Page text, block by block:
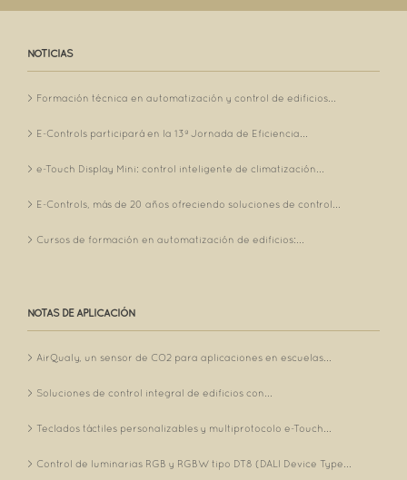
NOTICIAS
Formación técnica en automatización y control de edificios...
E-Controls participará en la 13ª Jornada de Eficiencia...
e-Touch Display Mini: control inteligente de climatización...
E-Controls, más de 20 años ofreciendo soluciones de control...
Cursos de formación en automatización de edificios:...
NOTAS DE APLICACIÓN
AirQualy, un sensor de CO2 para aplicaciones en escuelas...
Soluciones de control integral de edificios con...
Teclados táctiles personalizables y multiprotocolo e-Touch...
Control de luminarias RGB y RGBW tipo DT8 (DALI Device Type...